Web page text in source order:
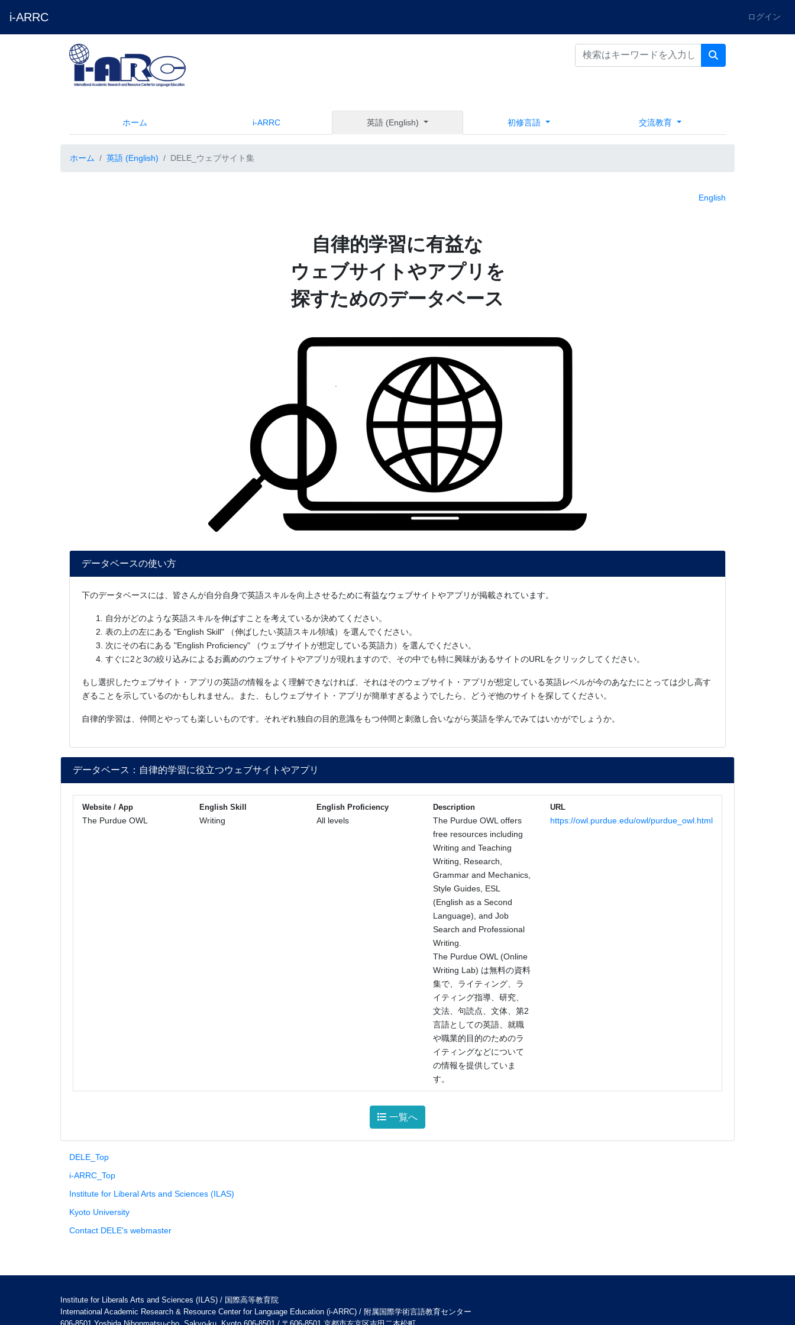
i-ARRC ログイン
ホーム i-ARRC 英語 (English) 初修言語 交流教育
ホーム 英語 (English) DELE_ウェブサイト集
English
自律的学習に有益な
ウェブサイトやアプリを
探すためのデータベース
データベースの使い方
下のデータベースには、皆さんが自分自身で英語スキルを向上させるために有益なウェブサイトやアプリが掲載されています。
自分がどのような英語スキルを伸ばすことを考えているか決めてください。
表の上の左にある "English Skill" （伸ばしたい英語スキル領域）を選んでください。
次にその右にある "English Proficiency" （ウェブサイトが想定している英語力）を選んでください。
すぐに2と3の絞り込みによるお薦めのウェブサイトやアプリが現れますので、その中でも特に興味があるサイトのURLをクリックしてください。
もし選択したウェブサイト・アプリの英語の情報をよく理解できなければ、それはそのウェブサイト・アプリが想定している英語レベルが今のあなたにとっては少し高す
ぎることを示しているのかもしれません。また、もしウェブサイト・アプリが簡単すぎるようでしたら、どうぞ他のサイトを探してください。
自律的学習は、仲間とやっても楽しいものです。それぞれ独自の目的意識をもつ仲間と刺激し合いながら英語を学んでみてはいかがでしょうか。
データベース：自律的学習に役立つウェブサイトやアプリ
Website / App
The Purdue OWL
English Skill
Writing
English Proficiency
All levels
Description
The Purdue OWL offers
free resources including
Writing and Teaching
Writing, Research,
Grammar and Mechanics,
Style Guides, ESL
(English as a Second
Language), and Job
Search and Professional
Writing.
The Purdue OWL (Online
Writing Lab) は無料の資料
集で、ライティング、ラ
イティング指導、研究、
文法、句読点、文体、第2
言語としての英語、就職
や職業的目的のためのラ
イティングなどについて
の情報を提供していま
す。
URL
https://owl.purdue.edu/owl/purdue_owl.html
一覧へ
DELE_Top
i-ARRC_Top
Institute for Liberal Arts and Sciences (ILAS)
Kyoto University
Contact DELE's webmaster
Institute for Liberals Arts and Sciences (ILAS) / 国際高等教育院
International Academic Research & Resource Center for Language Education (i-ARRC) / 附属国際学術言語教育センター